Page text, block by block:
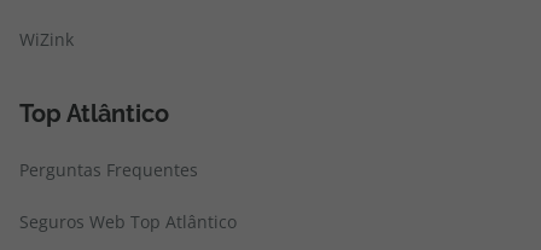
WiZink
Top Atlântico
Perguntas Frequentes
Seguros Web Top Atlântico